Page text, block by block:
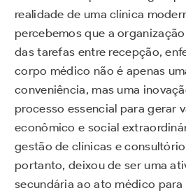
realidade de uma clínica
percebemos que a
das tarefas entre recepção,
corpo médico não é apenas
conveniência, mas uma
processo essencial para gerar
econômico e social
gestão de clínicas e
portanto, deixou de ser uma
secundária ao ato médico para